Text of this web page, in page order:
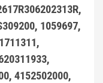
1059697,
4152502000,